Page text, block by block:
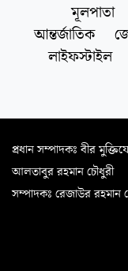
মূলপাতা
আন্তর্জাতিক
লাইফস্টাইল
প্রধান সম্পাদকঃ বীর
আলতাবুর রহমান চৌধুরী
সম্পাদকঃ রেজাউর রহমান